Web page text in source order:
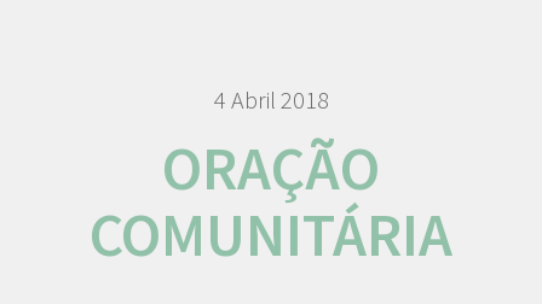
4 Abril 2018
ORAÇÃO
COMUNITÁRIA